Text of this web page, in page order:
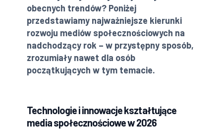
obecnych trendów? Poniżej
przedstawiamy najważniejsze kierunki
rozwoju mediów społecznościowych na
nadchodzący rok – w przystępny sposób,
zrozumiały nawet dla osób
początkujących w tym temacie.
Technologie i innowacje kształtujące
media społecznościowe w 2026